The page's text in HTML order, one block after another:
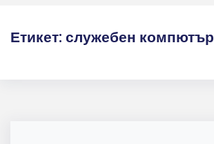
Етикет: служебен компютър